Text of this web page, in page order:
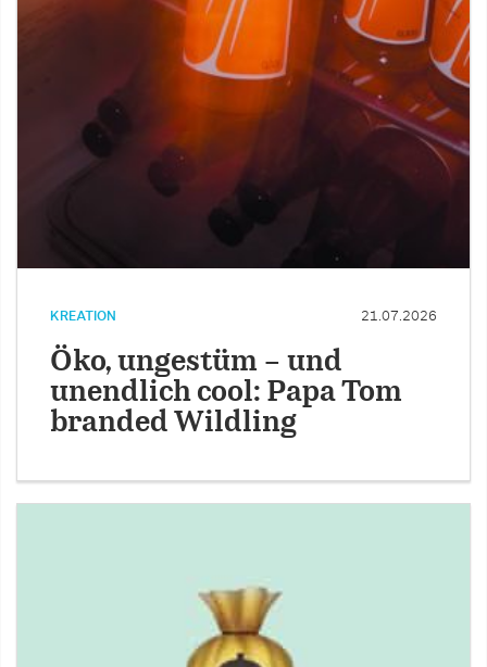
KREATION 21.07.2026
Öko, ungestüm – und
unendlich cool: Papa Tom
branded Wildling